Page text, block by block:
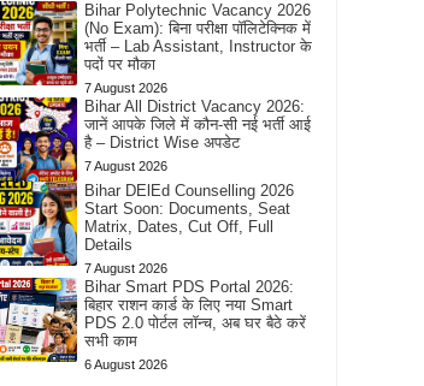
Bihar Polytechnic Vacancy 2026
(No Exam): बिना परीक्षा पॉलिटेक्निक में
भर्ती – Lab Assistant, Instructor के
पदों पर मौका
7 August 2026
Bihar All District Vacancy 2026:
जानें आपके जिले में कौन-सी नई भर्ती आई
है – District Wise अपडेट
7 August 2026
Bihar DElEd Counselling 2026
Start Soon: Documents, Seat
Matrix, Dates, Cut Off, Full
Details
7 August 2026
Bihar Smart PDS Portal 2026:
बिहार राशन कार्ड के लिए नया Smart
PDS 2.0 पोर्टल लॉन्च, अब घर बैठे करें
सभी काम
6 August 2026